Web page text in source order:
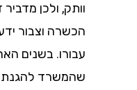
וותק, ולכן
הכשרה וצבור ידע
עבורו. בשנים
שהמשרד להגנת